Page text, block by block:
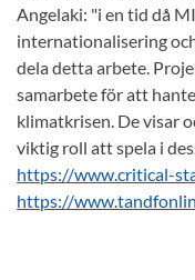
Angelaki: "i en tid då
internationalisering
dela detta arbete.
samarbete för att
klimatkrisen. De visar
viktig roll att spela i
https://www.critical-
https://